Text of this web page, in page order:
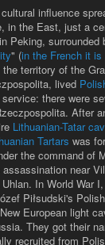
influence
in the East, just a
Peking,
" (in the French it
territory of the
lived
there were
After
Lithuanian-Tatar
Tartars was
the command of
near
In World War
Piłsudski's
European light
They got their
recruited from